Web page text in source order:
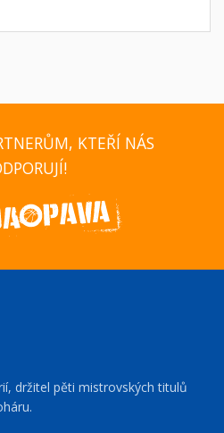
KTEŘÍ NÁS
držitel pěti mistrovských titulů